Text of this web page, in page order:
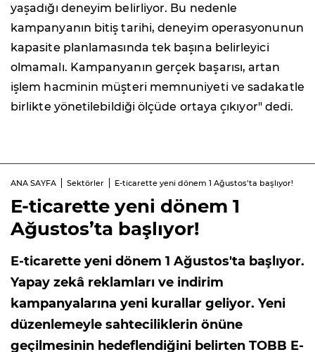
yaşadığı deneyim belirliyor. Bu nedenle
kampanyanın bitiş tarihi, deneyim operasyonunun
kapasite planlamasında tek başına belirleyici
olmamalı. Kampanyanın gerçek başarısı, artan
işlem hacminin müşteri memnuniyeti ve sadakatle
birlikte yönetilebildiği ölçüde ortaya çıkıyor" dedi.
ANA SAYFA Sektörler E-ticarette yeni dönem 1 Ağustos’ta başlıyor!
E-ticarette yeni dönem 1
Ağustos’ta başlıyor!
E-ticarette yeni dönem 1 Ağustos'ta başlıyor.
Yapay zekâ reklamları ve indirim
kampanyalarına yeni kurallar geliyor. Yeni
düzenlemeyle sahteciliklerin önüne
geçilmesinin hedeflendiğini belirten TOBB E-